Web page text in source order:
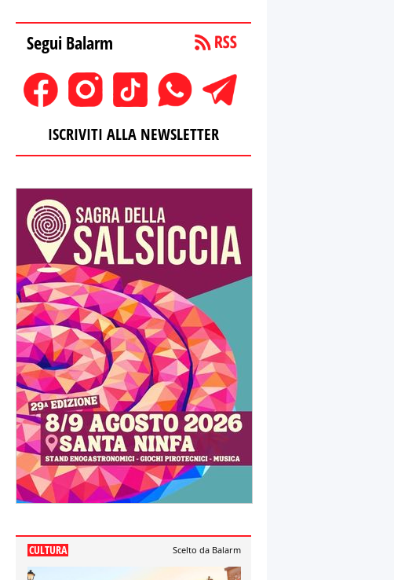
Segui Balarm
ISCRIVITI ALLA NEWSLETTER
CULTURA Scelto da Balarm